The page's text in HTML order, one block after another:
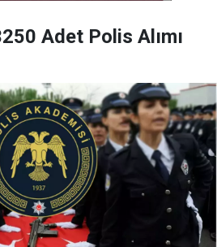
Adet Polis Alımı